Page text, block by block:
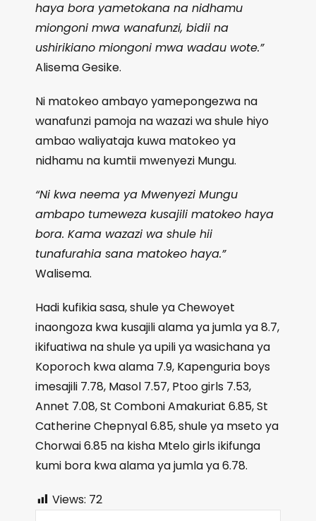
haya bora yametokana na nidhamu
miongoni mwa wanafunzi, bidii na
ushirikiano miongoni mwa wadau wote.”
Alisema Gesike.
Ni matokeo ambayo yamepongezwa na
wanafunzi pamoja na wazazi wa shule hiyo
ambao waliyataja kuwa matokeo ya
nidhamu na kumtii mwenyezi Mungu.
“Ni kwa neema ya Mwenyezi Mungu
ambapo tumeweza kusajili matokeo haya
bora. Kama wazazi wa shule hii
tunafurahia sana matokeo haya.”
Walisema.
Hadi kufikia sasa, shule ya Chewoyet
inaongoza kwa kusajili alama ya jumla ya 8.7,
ikifuatiwa na shule ya upili ya wasichana ya
Koporoch kwa alama 7.9, Kapenguria boys
imesajili 7.78, Masol 7.57, Ptoo girls 7.53,
Annet 7.08, St Comboni Amakuriat 6.85, St
Catherine Chepnyal 6.85, shule ya mseto ya
Chorwai 6.85 na kisha Mtelo girls ikifunga
kumi bora kwa alama ya jumla ya 6.78.
Views: 72